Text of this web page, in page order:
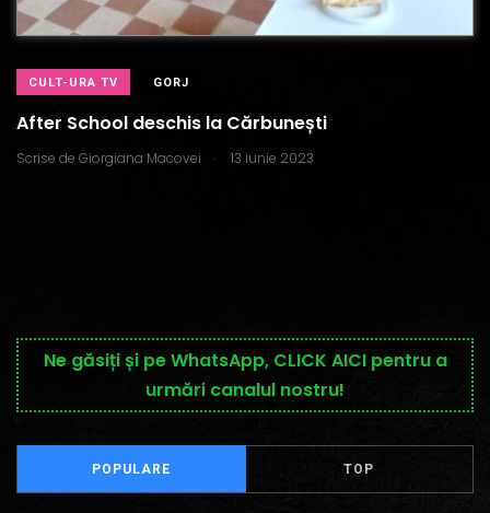
CULT-URA TV GORJ
After School deschis la Cărbunești
Scrise de Giorgiana Macovei . 13 iunie 2023
Ne găsiți și pe WhatsApp, CLICK AICI pentru a
urmări canalul nostru!
POPULARE TOP